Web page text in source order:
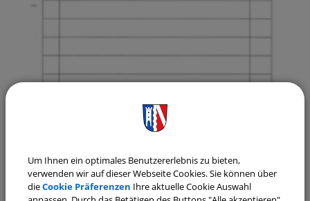
Um Ihnen ein optimales Benutzererlebnis zu bieten,
verwenden wir auf dieser Webseite Cookies. Sie können über
dieCookie Präferenzen Ihre aktuelle Cookie Auswahl